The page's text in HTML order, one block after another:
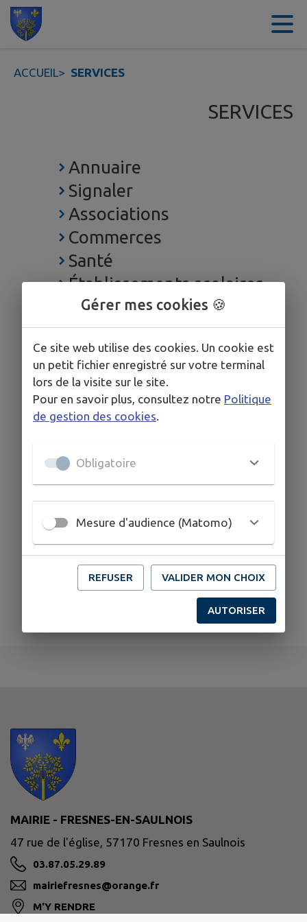
Contenu
ACCUEIL> SERVICES
SERVICES
Annuaire
Signaler
Associations
Commerces
Santé
Établissements scolaires
Établissements culturels
Sondages
Boîte à idées
MAIRIE - FRESNES-EN-SAULNOIS
47 rue de l'église, 57170 Fresnes en Saulnois
03.87.05.29.89
mairiefresnes@orange.fr
M'Y RENDRE
Gérer mes cookies 🍪
Ce site web utilise des cookies. Un cookie est
un petit fichier enregistré sur votre terminal
lors de la visite sur le site.
Pour en savoir plus, consultez notre Politique
de gestion des cookies
Obligatoire
Mesure d'audience (Matomo)
REFUSER VALIDER MON CHOIX
AUTORISER